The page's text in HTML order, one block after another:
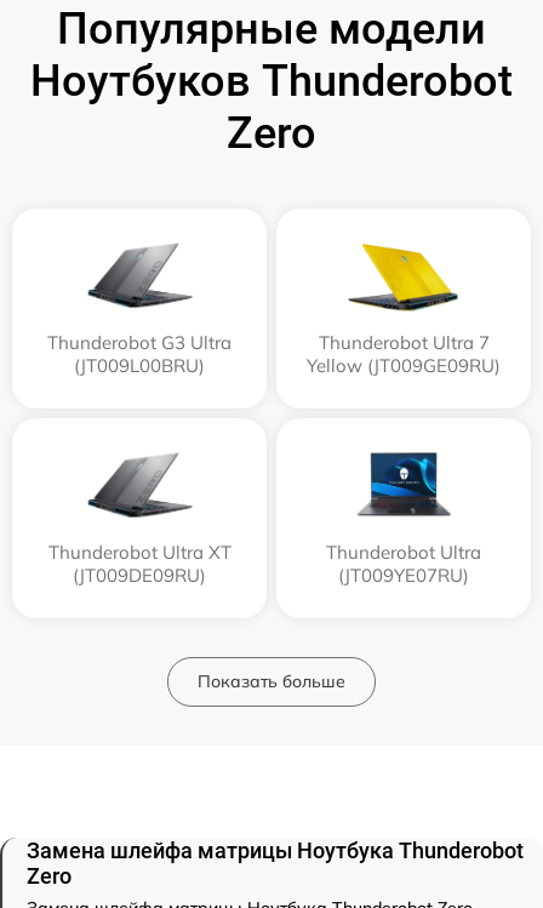
Популярные модели
Ноутбуков Thunderobot
Zero
Thunderobot G3 Ultra
(JT009L00BRU)
Thunderobot Ultra 7
Yellow (JT009GE09RU)
Thunderobot Ultra XT
(JT009DE09RU)
Thunderobot Ultra
(JT009YE07RU)
Показать больше
Замена шлейфа матрицы Ноутбука Thunderobot
Zero